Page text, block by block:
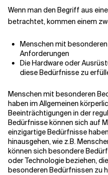
Wenn man den Begriff aus
betrachtet, kommen einem
Menschen mit
Anforderungen
Die Hardware oder
diese Bedürfnisse zu
Menschen mit besonderen
haben im Allgemeinen
Beeinträchtigungen in der
Bedürfnisse können sich auf
einzigartige Bedürfnisse
hinausgehen, wie z.B.
können sich besondere
oder Technologie beziehen,
besonderen Bedürfnissen zu